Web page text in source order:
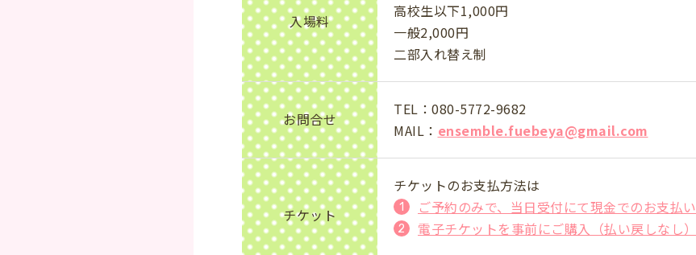
入場料
高校生以下1,000円
一般2,000円
二部入れ替え制
お問合せ
TEL： 080-5772-9682
MAIL： ensemble.fuebeya@gmail.com
チケット
チケットのお支払方法は
ご予約のみで、当日受付にて現金でのお支払い
電子チケットを事前にご購入（払い戻しなし）